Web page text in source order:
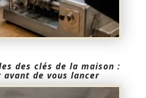
des clés de la maison :
avant de vous lancer